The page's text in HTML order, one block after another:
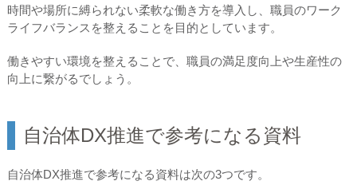
時間や場所に縛られない柔軟な働き方を導入し、職員のワーク
ライフバランスを整えることを目的としています。
働きやすい環境を整えることで、職員の満足度向上や生産性の
向上に繋がるでしょう。
自治体DX推進で参考になる資料
自治体DX推進で参考になる資料は次の3つです。